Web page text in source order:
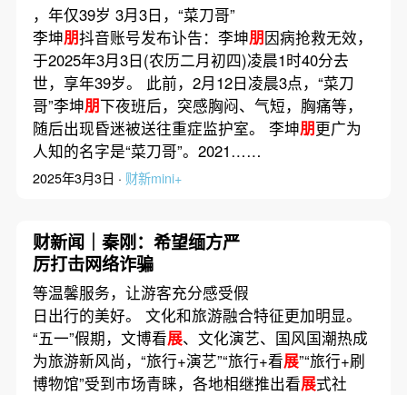
，年仅39岁 3月3日，“菜刀哥”
李坤朋抖音账号发布讣告：李坤朋因病抢救无效，
于2025年3月3日(农历二月初四)凌晨1时40分去
世，享年39岁。 此前，2月12日凌晨3点，“菜刀
哥”李坤朋下夜班后，突感胸闷、气短，胸痛等，
随后出现昏迷被送往重症监护室。 李坤朋更广为
人知的名字是“菜刀哥”。2021……
2025年3月3日 · 财新mini+
财新闻｜秦刚：希望缅方严
厉打击网络诈骗
等温馨服务，让游客充分感受假
日出行的美好。 文化和旅游融合特征更加明显。
“五一”假期，文博看展、文化演艺、国风国潮热成
为旅游新风尚，“旅行+演艺”“旅行+看展”“旅行+刷
博物馆”受到市场青睐，各地相继推出看展式社